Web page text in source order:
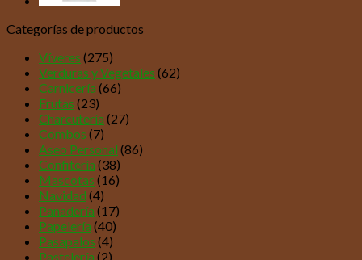
Categorías de productos
Víveres (275)
Verduras y Vegetales (62)
Carnicería (66)
Frutas (23)
Charcutería (27)
Combos (7)
Aseo Personal (86)
Confitería (38)
Mascotas (16)
Navidad (4)
Panadería (17)
Papelería (40)
Pasapalos (4)
Pastelería (2)